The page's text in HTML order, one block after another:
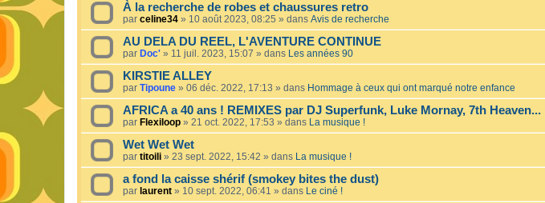
À la recherche de robes et chaussures retro
par celine34 » 10 août 2023, 08:25 » dans Avis de recherche
AU DELA DU REEL, L'AVENTURE CONTINUE
par Doc' » 11 juil. 2023, 15:07 » dans Les années 90
KIRSTIE ALLEY
par Tipoune » 06 déc. 2022, 17:13 » dans Hommage à ceux qui ont marqué notre enfance
AFRICA a 40 ans ! REMIXES par DJ Superfunk, Luke Mornay, 7th Heaven...
par Flexiloop » 21 oct. 2022, 17:53 » dans La musique !
Wet Wet Wet
par titoili » 23 sept. 2022, 15:42 » dans La musique !
a fond la caisse shérif (smokey bites the dust)
par laurent » 10 sept. 2022, 06:41 » dans Le ciné !